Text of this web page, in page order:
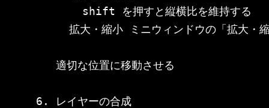
       shift を押すと縦横比を維持する
拡大・縮小 ミニウィンドウの「拡大・
   適切な位置に移動させる
6. レイヤーの合成